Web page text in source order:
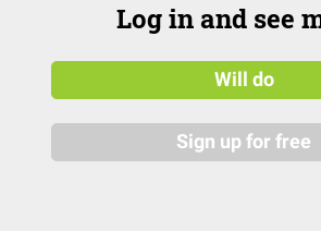
Log in and see
Will do
Sign up for free